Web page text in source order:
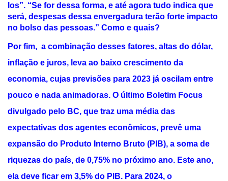
los”. “Se for dessa forma, e até agora tudo indica que
será, despesas dessa envergadura terão forte impacto
no bolso das pessoas.” Como e quais?
Por fim, a combinação desses fatores, altas do dólar,
inflação e juros, leva ao baixo crescimento da
economia, cujas previsões para 2023 já oscilam entre
pouco e nada animadoras. O último Boletim Focus
divulgado pelo BC, que traz uma média das
expectativas dos agentes econômicos, prevê uma
expansão do Produto Interno Bruto (PIB), a soma de
riquezas do país, de 0,75% no próximo ano. Este ano,
ela deve ficar em 3,5% do PIB. Para 2024, o